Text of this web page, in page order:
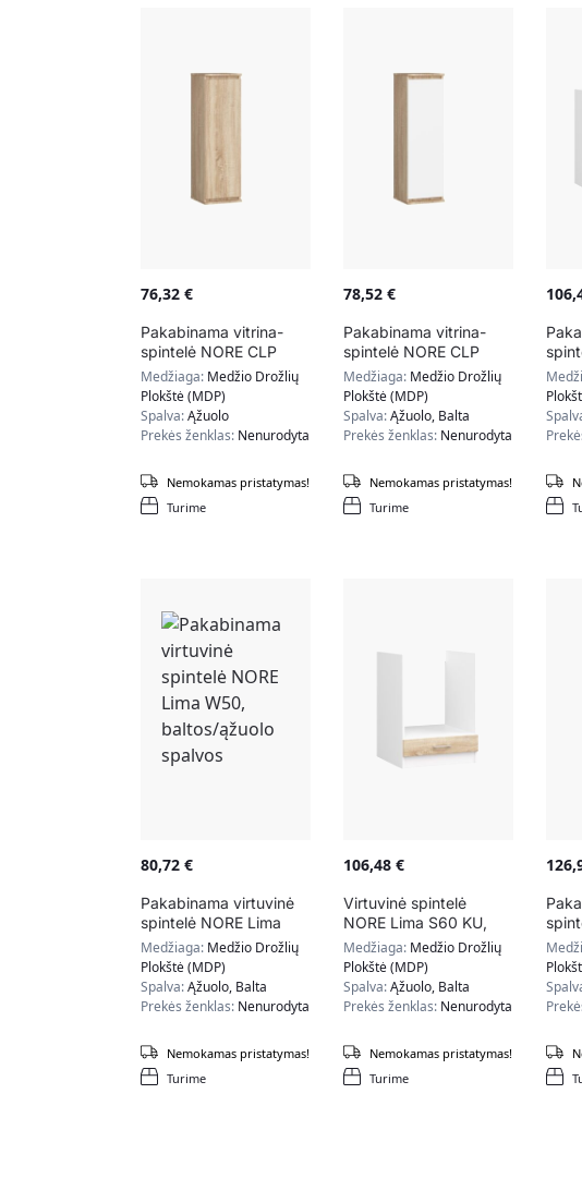
76,32 €
Pakabinama vitrina-
spintelė NORE CLP
H30, ąžuolo spalvos
Medžiaga: Medžio Drožlių
Plokštė (MDP)
Spalva:Ąžuolo
Prekės ženklas: Nenurodyta
Turime
Nemokamas pristatymas!
78,52 €
Pakabinama vitrina-
spintelė NORE CLP
H30, ąžuolo/baltos
spalvos
Medžiaga: Medžio Drožlių
Plokštė (MDP)
Spalva:Ąžuolo, Balta
Prekės ženklas: Nenurodyta
Turime
Nemokamas pristatymas!
80,72 €
Pakabinama virtuvinė
spintelė NORE Lima
W50, baltos/ąžuolo
spalvos
Medžiaga: Medžio Drožlių
Plokštė (MDP)
Spalva:Ąžuolo, Balta
Prekės ženklas: Nenurodyta
Turime
Nemokamas pristatymas!
106,48 €
Virtuvinė spintelė
NORE Lima S60 KU,
baltos/ąžuolo spalvos
Medžiaga: Medžio Drožlių
Plokštė (MDP)
Spalva:Ąžuolo, Balta
Prekės ženklas: Nenurodyta
Turime
Nemokamas pristatymas!